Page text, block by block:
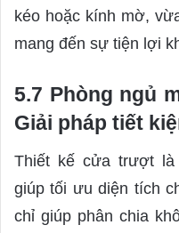
kéo hoặc kính mờ,
mang đến sự tiện lợi
5.7 Phòng ngủ
Giải pháp tiết
Thiết kế cửa trượt là
giúp tối ưu diện tích
chỉ giúp phân chia